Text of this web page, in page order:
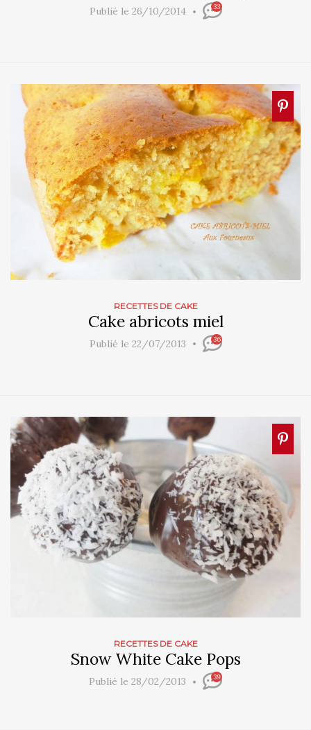
Publié le 26/10/2014 33
RECETTES DE CAKE
Cake abricots miel
Publié le 22/07/2013 36
RECETTES DE CAKE
Snow White Cake Pops
Publié le 28/02/2013 39